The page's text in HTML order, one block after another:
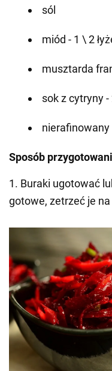
sól
miód - 1 \ 2
musztarda
sok z cytryny -
nierafinowany
Sposób
1. Buraki ugotować
gotowe, zetrzeć je